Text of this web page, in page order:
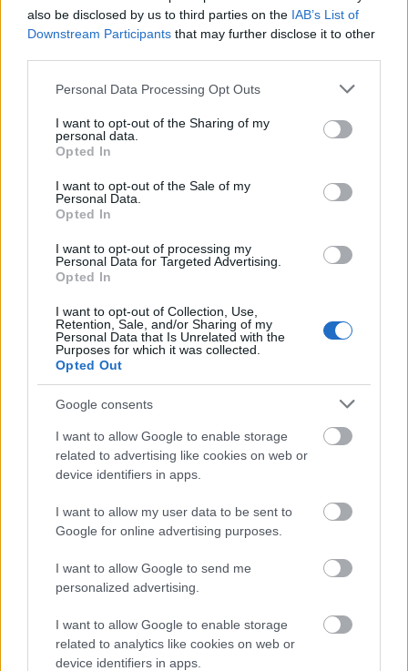
also be disclosed by us to third parties on the IAB’s List of
Downstream Participants that may further disclose it to other
Please note that this website/app uses one or more Google
not limited to your visit or usage behaviour. You may click to
grant or deny consent to Google and its third-party tags to
use your data for below specified purposes in below Google
consent section.
Personal Data Processing Opt Outs
I want to opt-out of the Sharing of my
personal data.
Opted In
I want to opt-out of the Sale of my
Personal Data.
Opted In
I want to opt-out of processing my
Personal Data for Targeted Advertising.
Opted In
I want to opt-out of Collection, Use,
Retention, Sale, and/or Sharing of my
Personal Data that Is Unrelated with the
Purposes for which it was collected.
Opted Out
Google consents
I want to allow Google to enable storage
related to advertising like cookies on web or
device identifiers in apps.
I want to allow my user data to be sent to
Google for online advertising purposes.
I want to allow Google to send me
personalized advertising.
I want to allow Google to enable storage
related to analytics like cookies on web or
device identifiers in apps.
Kiemelt együttműködő partner